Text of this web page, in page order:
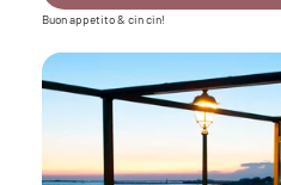
Buon appetito & cin cin!